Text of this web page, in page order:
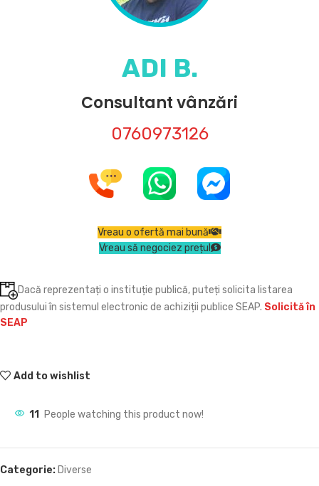
ADI B.
Consultant vânzări
0760973126
Vreau o ofertă mai bună
Vreau să negociez prețul
Dacă reprezentați o instituție publică, puteți solicita listarea
produsului în sistemul electronic de achiziții publice SEAP. Solicită în
SEAP
Add to wishlist
11 People watching this product now!
Categorie: Diverse